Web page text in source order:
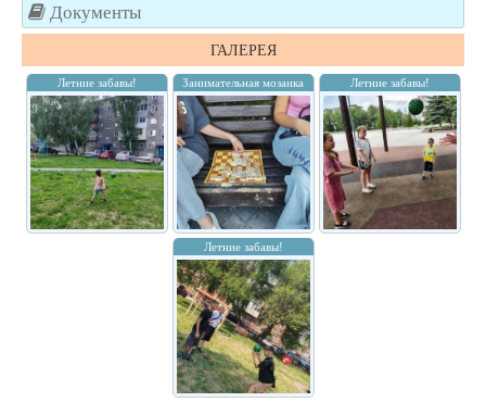
Документы
ГАЛЕРЕЯ
Летние забавы! Занимательная мозаика Летние забавы!
Летние забавы!